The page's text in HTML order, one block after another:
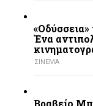
Ένα
ΣΙΝΕΜΑ
Βραβείο